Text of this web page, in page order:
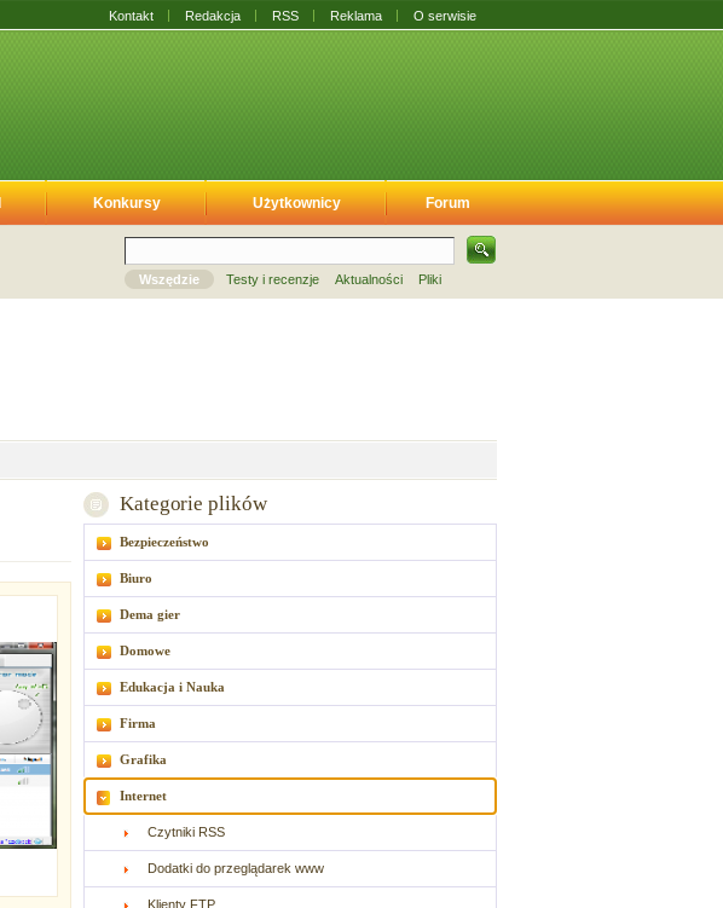
Kontakt Redakcja RSS Reklama O serwisie
Konkursy Użytkownicy Forum
Wszędzie Testy i recenzje Aktualności Pliki
Kategorie plików
Bezpieczeństwo
Biuro
Dema gier
Domowe
Edukacja i Nauka
Firma
Grafika
Internet
Czytniki RSS
Dodatki do przeglądarek www
Klienty FTP